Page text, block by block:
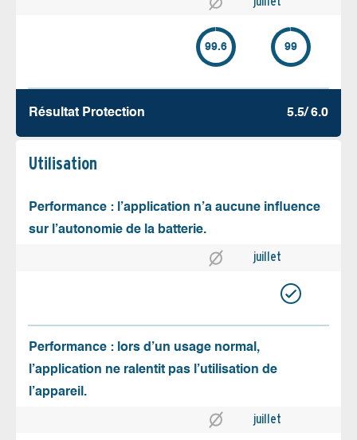
99.6 99
Résultat Protection 5.5/ 6.0
Utilisation
Performance : l’application n’a aucune influence
sur l’autonomie de la batterie.
juillet
Performance : lors d’un usage normal,
l’application ne ralentit pas l’utilisation de
l’appareil.
juillet